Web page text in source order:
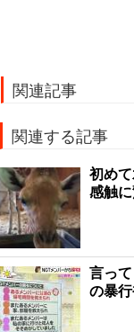
関連記事
関連する記事
初め
感触
言っ
の暴